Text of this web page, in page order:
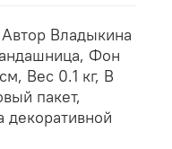
Владыкина
Фон
Вес 0.1 кг, В
пакет,
декоративной